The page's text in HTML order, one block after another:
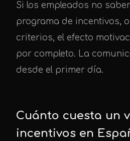
Si los empleados no
programa de incentivos,
criterios, el efecto
por completo. La
desde el primer día.
Cuánto cuesta un
incentivos en